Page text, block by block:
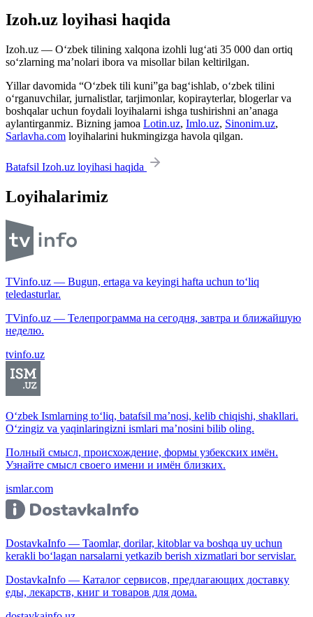
Izoh.uz loyihasi haqida
Izoh.uz — O‘zbek tilining xalqona izohli lug‘ati 35 000 dan ortiq
so‘zlarning ma’nolari ibora va misollar bilan keltirilgan.
Yillar davomida “O‘zbek tili kuni”ga bag‘ishlab, o‘zbek tilini
o‘rganuvchilar, jurnalistlar, tarjimonlar, kopirayterlar, blogerlar va
boshqalar uchun foydali loyihalarni ishga tushirishni an’anaga
aylantirganmiz. Bizning jamoa Lotin.uz, Imlo.uz, Sinonim.uz,
Sarlavha.com loyihalarini hukmingizga havola qilgan.
Batafsil Izoh.uz loyihasi haqida
Loyihalarimiz
TVinfo.uz — Bugun, ertaga va keyingi hafta uchun to‘liq
teledasturlar.
TVinfo.uz — Телепрограмма на сегодня, завтра и ближайшую
неделю.
tvinfo.uz
O‘zbek Ismlarning to‘liq, batafsil ma’nosi, kelib chiqishi, shakllari.
O‘zingiz va yaqinlaringizni ismlari ma’nosini bilib oling.
Полный смысл, происхождение, формы узбекских имён.
Узнайте смысл своего имени и имён близких.
ismlar.com
DostavkaInfo — Taomlar, dorilar, kitoblar va boshqa uy uchun
kerakli bo‘lagan narsalarni yetkazib berish xizmatlari bor servislar.
DostavkaInfo — Каталог сервисов, предлагающих доставку
еды, лекарств, книг и товаров для дома.